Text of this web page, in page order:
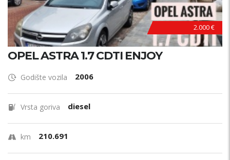
2.000 €
OPEL ASTRA 1.7 CDTI ENJOY
Godište vozila 2006
Vrsta goriva diesel
km 210.691